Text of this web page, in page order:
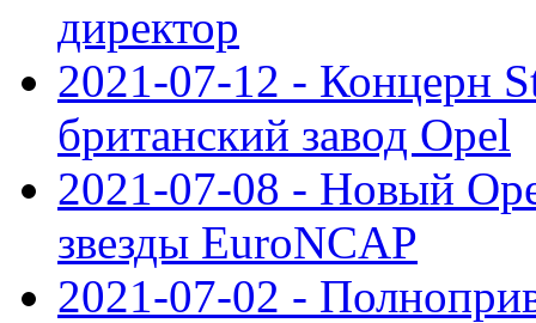
директор
2021-07-12 - Концерн
британский завод Opel
2021-07-08 - Новый
звезды EuroNCAP
2021-07-02 -